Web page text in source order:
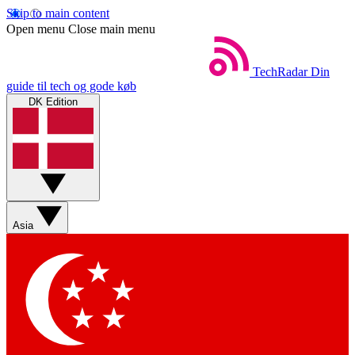
Skip to main content
Open menu Close main menu
TechRadar Din
guide til tech og gode køb
DK Edition
Asia